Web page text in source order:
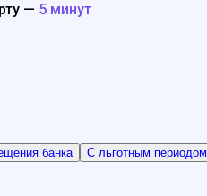
банка С льготным периодом
— 5 минут